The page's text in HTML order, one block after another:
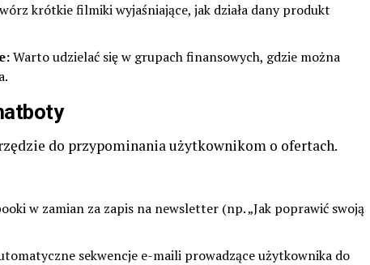
krótkie filmiki wyjaśniające, jak działa dany produkt
Warto udzielać się w grupach finansowych, gdzie można
do przypominania użytkownikom o ofertach.
w zamian za zapis na newsletter (np. „Jak poprawić swoją
sekwencje e-maili prowadzące użytkownika do